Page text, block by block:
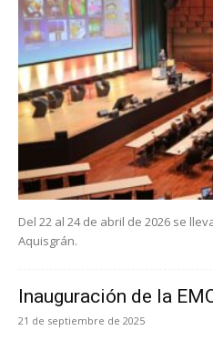
Del 22 al 24 de abril de 2026 se
Aquisgrán.
Inauguración de la
21 de septiembre de 2025